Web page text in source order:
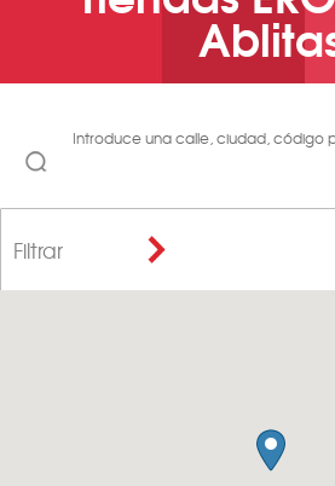
Introduce una calle, ciudad, código